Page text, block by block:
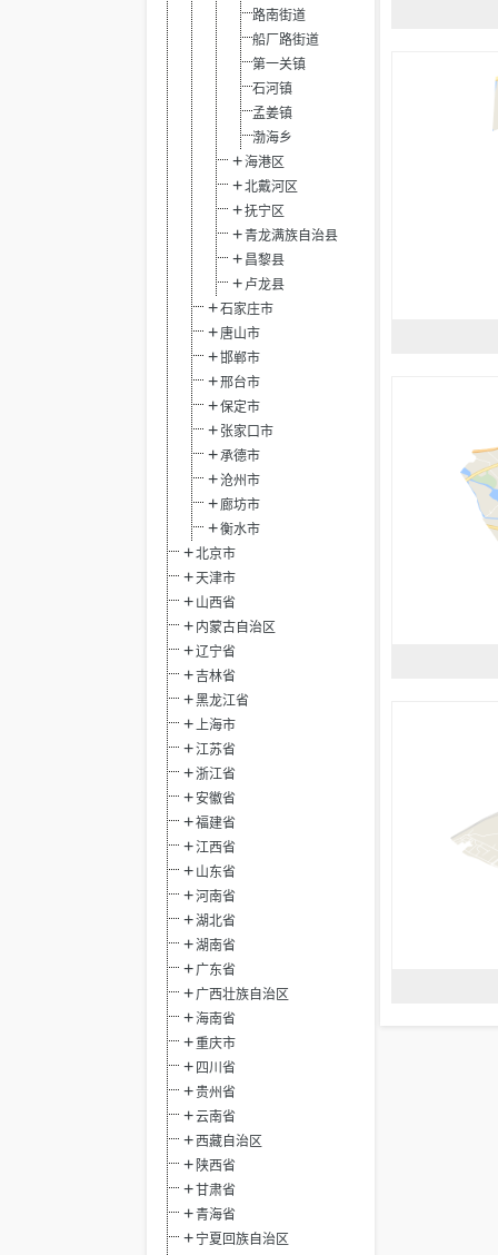
路南街道
船厂路街道
第一关镇
石河镇
孟姜镇
渤海乡
海港区
北戴河区
抚宁区
青龙满族自治县
昌黎县
卢龙县
石家庄市
唐山市
邯郸市
邢台市
保定市
张家口市
承德市
沧州市
廊坊市
衡水市
北京市
天津市
山西省
内蒙古自治区
辽宁省
吉林省
黑龙江省
上海市
江苏省
浙江省
安徽省
福建省
江西省
山东省
河南省
湖北省
湖南省
广东省
广西壮族自治区
海南省
重庆市
四川省
贵州省
云南省
西藏自治区
陕西省
甘肃省
青海省
宁夏回族自治区